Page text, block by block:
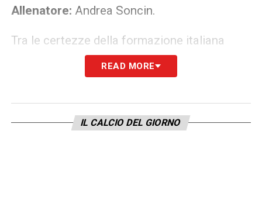
Allenatore: Andrea Soncin.
Tra le certezze della formazione italiana
figurano la presenza in porta di Laura
Giuliani, la coppia centrale Salvai-Linari, e il
Piemonte e Bonansea, chiamato a garantire
fantasia e gol.
READ MORE
IL CALCIO DEL GIORNO